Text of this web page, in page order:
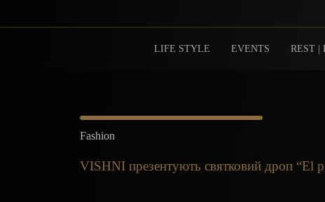
LIFE STYLE EVENTS REST |
Fashion
VISHNI презентують святковий дроп “El